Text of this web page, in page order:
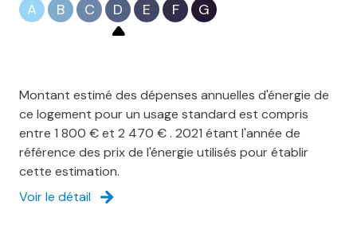
A B C D E F G
Montant estimé des dépenses annuelles d'énergie de
ce logement pour un usage standard est compris
entre 1 800 € et 2 470 € . 2021 étant l'année de
référence des prix de l'énergie utilisés pour établir
cette estimation.
Voir le détail